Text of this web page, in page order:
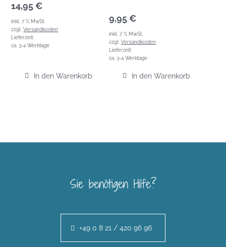
14,95 €
inkl. 7 % MwSt.
zzgl.Versandkosten
Lieferzeit:
ca. 3-4 Werktage
In den Warenkorb
9,95 €
inkl. 7 % MwSt.
zzgl. Versandkosten
Lieferzeit:
ca. 3-4 Werktage
In den Warenkorb
Sie benötigen Hilfe?
+49 0 8 21 / 420 96 96